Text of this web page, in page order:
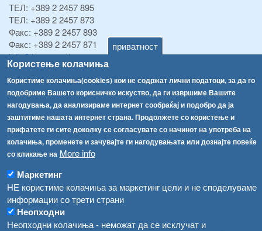
приватност
Користење колачиња
Користиме колачиња(cookies) кои не содржат лични податоци, за да го
подобриме Вашето корисничко искуство, да ги извршиме Вашите
нагодувања, да анализираме интернет сообраќај и подобро да ја
заштитиме нашата интернет страна. Продолжете со користење и
прифатете ги сите доколку се согласувате со начинот на употреба на
колачиња, променете и зачувајте ги нагодувањата или дознајте повеќе
со кликање на More info
Маркетинг
НЕ користиме колачиња за маркетинг цели и не споделуваме
информации со трети страни
Неопходни
Неопходни колачиња - неможат да се исклучат и
ТЕЛ: +389 2 2457 895
ТЕЛ: +389 2 2457 873
Факс: +389 2 2457 893
Факс: +389 2 2457 871
info@fva.gov.mk
[АХВ-претходна страна]
Соопштенија
Република Бугарија ги засили официјалните контроли при увоз на свежо овошје и зеленчук
Високите температури ризик од труење со храна, опасни се и за животните
Водата во Гостивар може да се користи како техничка, продолжува испораката на флаширана вода
Во Гостивар спроведени 70 вонредни контроли
Забраната за водата во Гостивар останува на сила, операторите да користат само технички безбедна вода
Навигација
Архива
Регистри
Обрасци
Огласи